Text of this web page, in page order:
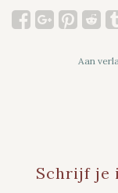
Aan
Schrijf je